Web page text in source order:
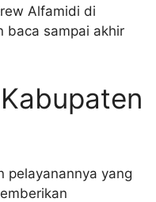
Alfamidi di
baca sampai akhir
pelayanannya yang